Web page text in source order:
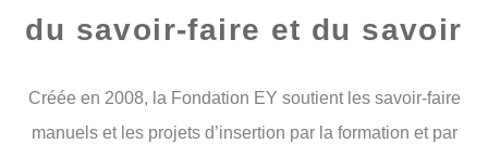
du savoir-faire et du savoir
Créée en 2008, la Fondation EY soutient les savoir-faire
manuels et les projets d’insertion par la formation et par